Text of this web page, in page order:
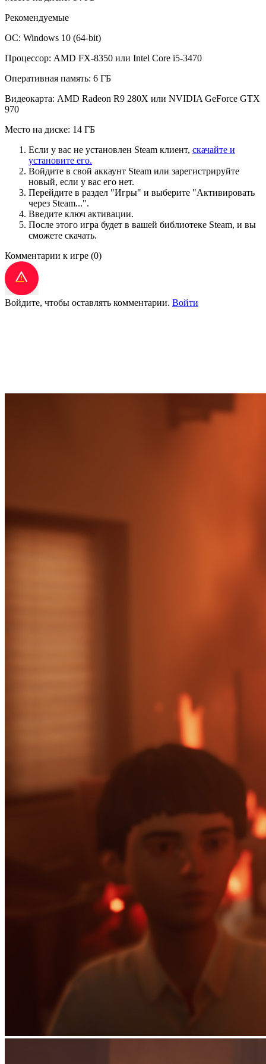
Рекомендуемые
ОС: Windows 10 (64-bit)
Процессор: AMD FX-8350 или Intel Core i5-3470
Оперативная память: 6 ГБ
Видеокарта: AMD Radeon R9 280X или NVIDIA GeForce GTX
970
Место на диске: 14 ГБ
Если у вас не установлен Steam клиент, скачайте и
установите его.
Войдите в свой аккаунт Steam или зарегистрируйте
новый, если у вас его нет.
Перейдите в раздел "Игры" и выберите "Активировать
через Steam...".
Введите ключ активации.
После этого игра будет в вашей библиотеке Steam, и вы
сможете скачать.
Комментарии к игре (0)
Войдите, чтобы оставлять комментарии. Войти